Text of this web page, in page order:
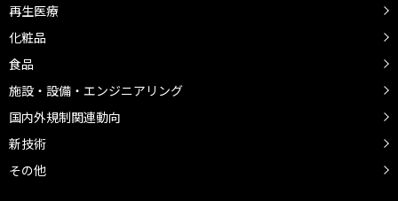
再生医療
化粧品
食品
施設・設備・エンジニアリング
国内外規制関連動向
新技術
その他